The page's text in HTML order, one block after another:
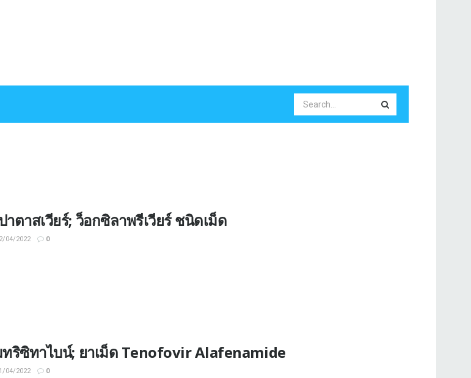
าตาสเวียร์; ว็อกซิลาพรีเวียร์ ชนิดเม็ด
04/2022 0
มทริซิทาไบน์; ยาเม็ด Tenofovir Alafenamide
04/2022 0